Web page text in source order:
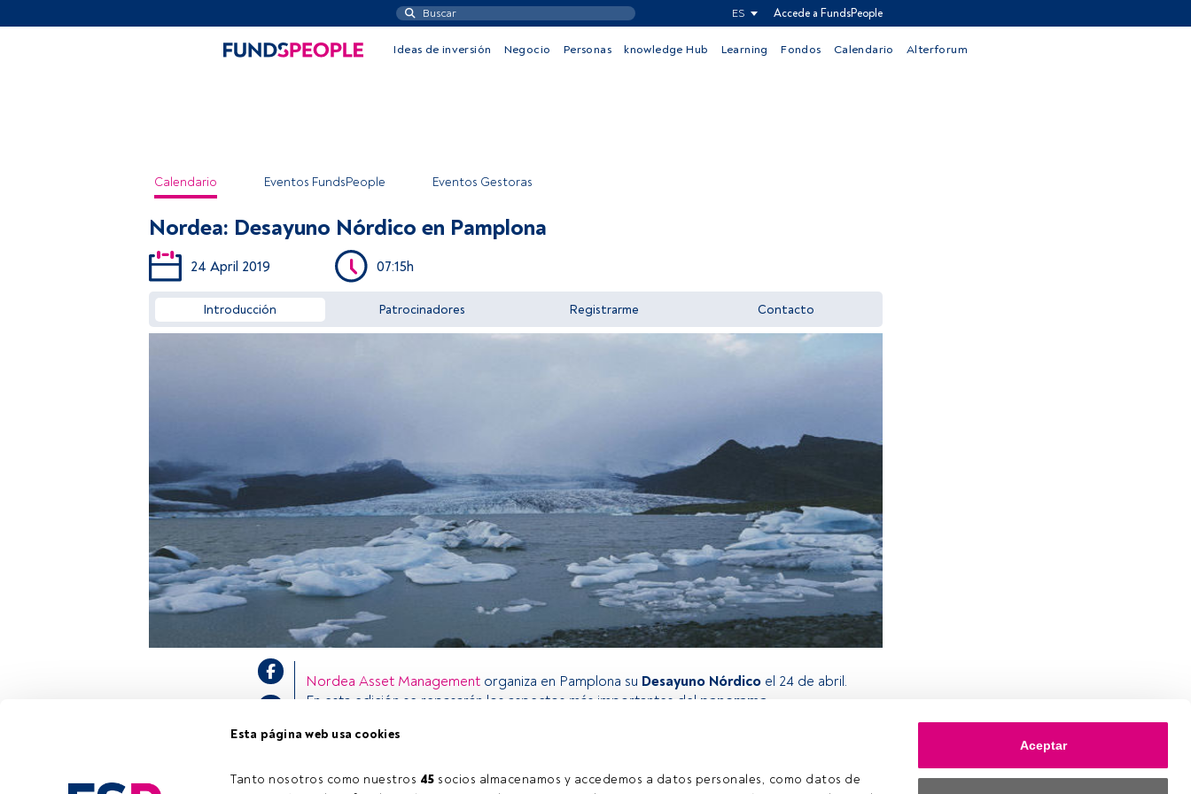
Esta página web usa cookies
Tanto nosotros como nuestros 45 socios almacenamos y accedemos a datos personales, como datos de
Aceptar
ES Accede a FundsPeople
Ideas de inversión Negocio Personas knowledge Hub Learning Fondos Calendario Alterforum
Calendario Eventos FundsPeople Eventos Gestoras
Nordea: Desayuno Nórdico en Pamplona
24 April 2019 07:15h
Introducción Patrocinadores Registrarme Contacto
Nordea Asset Management organiza en Pamplona su Desayuno Nórdico el 24 de abril.
En esta edición se repasarán los aspectos más importantes del panorama
analizará la megatendencia centrada en la importancia de luchar contra el cambio
elNordea 1 - Stable Return Fund, su evolución durante el año y posicionamiento actual.